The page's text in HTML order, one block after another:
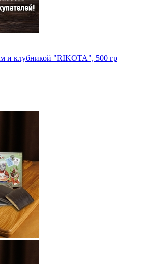
и клубникой "RIKOTA", 500 гр